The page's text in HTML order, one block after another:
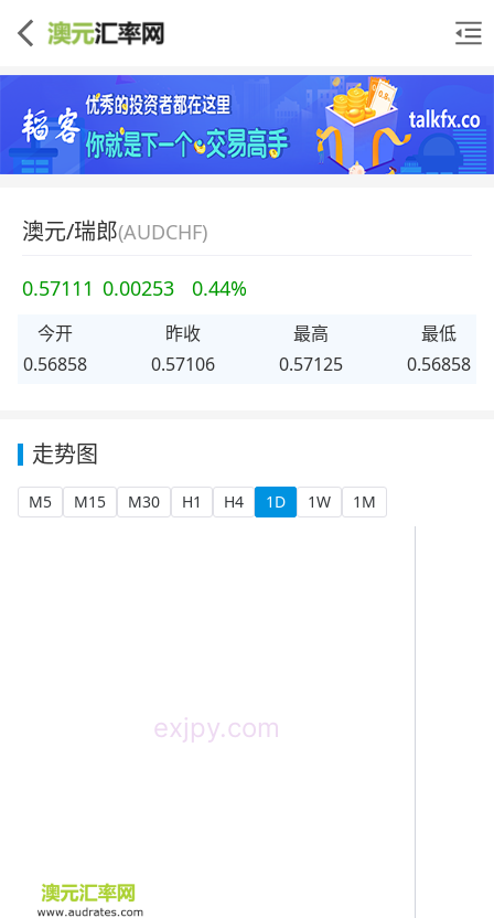
澳元/瑞郎(AUDCHF)
0.57111 0.00253 0.44%
今开
0.56858
昨收
0.57106
最高
0.57125
最低
0.56858
走势图
M5 M15 M30 H1 H4 1D 1W 1M